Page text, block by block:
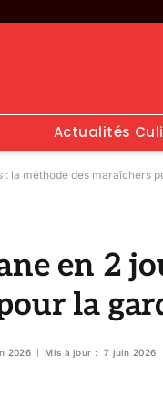
Actualités
: la méthode des maraîchers
en 2
la
2026 Mis à jour : 7 juin 2026